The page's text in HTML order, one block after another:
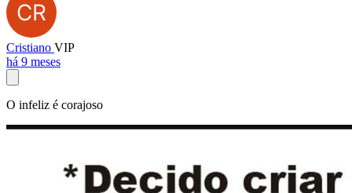
Cristiano VIP
há 9 meses
O infeliz é corajoso